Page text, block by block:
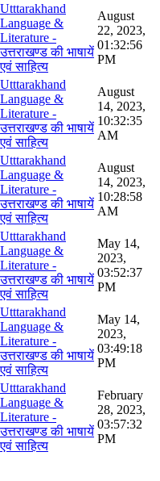
Utttarakhand
Language &
Literature -
उत्तराखण्ड की भाषायें
एवं साहित्य
August
22, 2023,
01:32:56
PM
Utttarakhand
Language &
Literature -
उत्तराखण्ड की भाषायें
एवं साहित्य
August
14, 2023,
10:32:35
AM
Utttarakhand
Language &
Literature -
उत्तराखण्ड की भाषायें
एवं साहित्य
August
14, 2023,
10:28:58
AM
Utttarakhand
Language &
Literature -
उत्तराखण्ड की भाषायें
एवं साहित्य
May 14,
2023,
03:52:37
PM
Utttarakhand
Language &
Literature -
उत्तराखण्ड की भाषायें
एवं साहित्य
May 14,
2023,
03:49:18
PM
Utttarakhand
Language &
Literature -
उत्तराखण्ड की भाषायें
एवं साहित्य
February
28, 2023,
03:57:32
PM